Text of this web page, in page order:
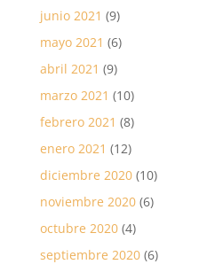
junio 2021 (9)
mayo 2021 (6)
abril 2021 (9)
marzo 2021 (10)
febrero 2021 (8)
enero 2021 (12)
diciembre 2020(10)
noviembre 2020(6)
octubre 2020(4)
septiembre 2020(6)